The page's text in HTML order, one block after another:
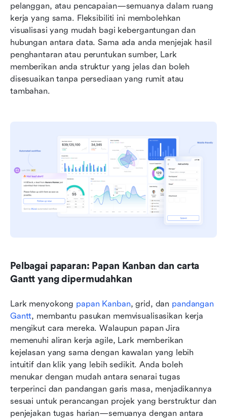
pelanggan, atau pencapaian—semuanya dalam ruang
kerja yang sama. Fleksibiliti ini membolehkan
visualisasi yang mudah bagi kebergantungan dan
hubungan antara data. Sama ada anda menjejak hasil
penghantaran atau peruntukan sumber, Lark
memberikan anda struktur yang jelas dan boleh
disesuaikan tanpa persediaan yang rumit atau
tambahan.
Pelbagai paparan: Papan Kanban dan carta
Gantt yang dipermudahkan
Lark menyokong papan Kanban, grid, dan pandangan
Gantt, membantu pasukan memvisualisasikan kerja
mengikut cara mereka. Walaupun papan Jira
memenuhi aliran kerja agile, Lark memberikan
kejelasan yang sama dengan kawalan yang lebih
intuitif dan klik yang lebih sedikit. Anda boleh
menukar dengan mudah antara senarai tugas
terperinci dan pandangan garis masa, menjadikannya
sesuai untuk perancangan projek yang berstruktur dan
penjejakan tugas harian—semuanya dengan antara